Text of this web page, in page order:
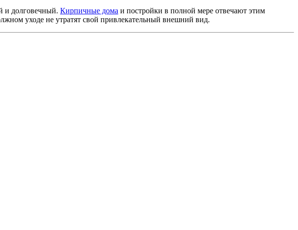
и долговечный. Кирпичные дома и постройки в полной мере отвечают этим
уходе не утратят свой привлекательный внешний вид.